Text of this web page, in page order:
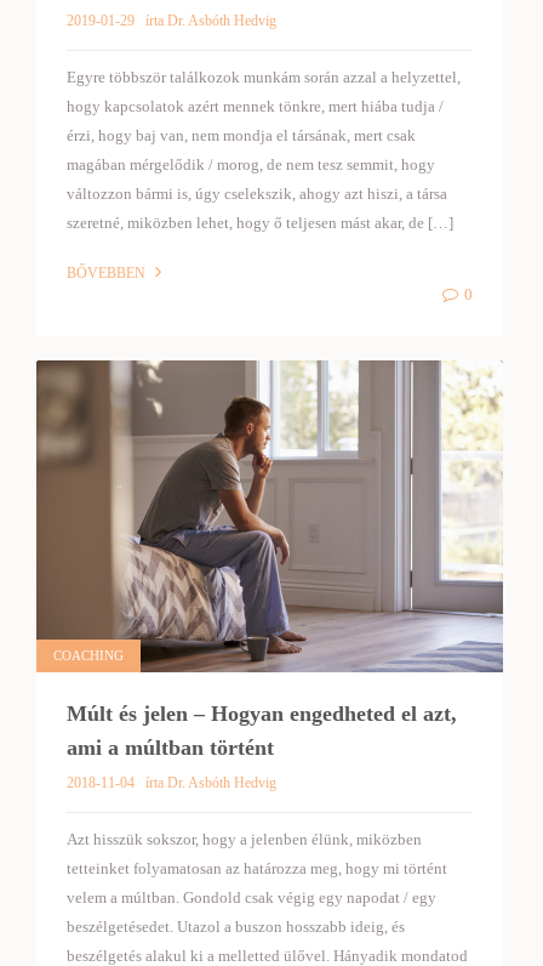
2019-01-29 írta Dr. Asbóth Hedvig
Egyre többször találkozok munkám során azzal a helyzettel,
hogy kapcsolatok azért mennek tönkre, mert hiába tudja /
érzi, hogy baj van, nem mondja el társának, mert csak
magában mérgelődik / morog, de nem tesz semmit, hogy
változzon bármi is, úgy cselekszik, ahogy azt hiszi, a társa
szeretné, miközben lehet, hogy ő teljesen mást akar, de […]
BŐVEBBEN
0
COACHING
Múlt és jelen – Hogyan engedheted el azt,
ami a múltban történt
2018-11-04 írta Dr. Asbóth Hedvig
Azt hisszük sokszor, hogy a jelenben élünk, miközben
tetteinket folyamatosan az határozza meg, hogy mi történt
velem a múltban. Gondold csak végig egy napodat / egy
beszélgetésedet. Utazol a buszon hosszabb ideig, és
beszélgetés alakul ki a melletted ülővel. Hányadik mondatod